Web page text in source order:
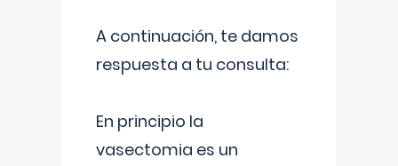
A continuación, te damos
respuesta a tu consulta:
En principio la
vasectomia es un